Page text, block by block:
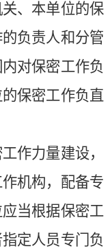
、本单位的保
负责人和分管
对保密工作负
保密工作负直
作力量建设，
机构，配备专
当根据保密工
定人员专门负